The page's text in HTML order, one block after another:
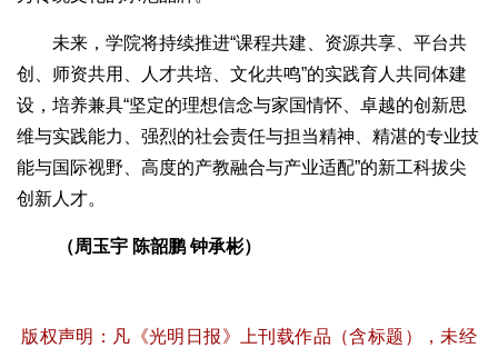
未来，学院将持续推进“课程共建、资源共享、平台共
创、师资共用、人才共培、文化共鸣”的实践育人共同体建
设，培养兼具“坚定的理想信念与家国情怀、卓越的创新思
维与实践能力、强烈的社会责任与担当精神、精湛的专业技
能与国际视野、高度的产教融合与产业适配”的新工科拔尖
创新人才。
（周玉宇 陈韶鹏 钟承彬）
版权声明：凡《光明日报》上刊载作品（含标题），未经